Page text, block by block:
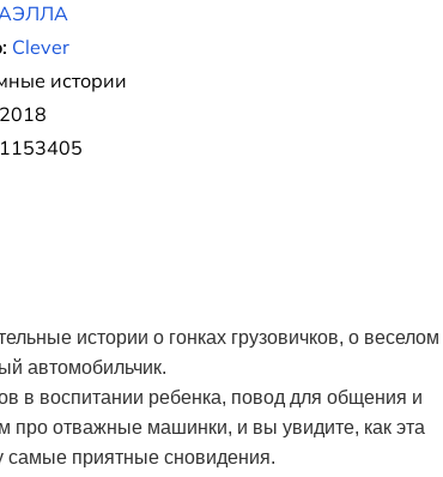
Clever
истории
2018
истории о гонках грузовичков, о веселом
автомобильчик.
в воспитании ребенка, повод для общения и
про отважные машинки, и вы увидите, как эта
самые приятные сновидения.